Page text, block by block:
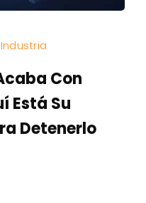
Con
Está Su
Detenerlo